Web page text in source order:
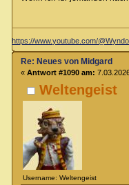
https://www.youtube.com/
Weltengeist
Username: Weltengeist
Re: Neues von Midgard
« Antwort #1090 am: